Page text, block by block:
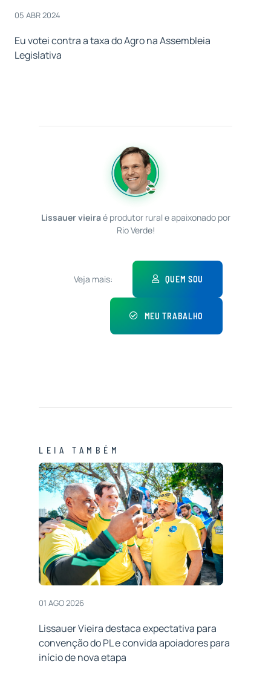
05 ABR 2024
Eu votei contra a taxa do Agro na Assembleia
Legislativa
Lissauer vieiraé produtor rural e apaixonado por
Rio Verde!
Veja mais: QUEM SOU
MEU TRABALHO
LEIA TAMBÉM
01 AGO 2026
Lissauer Vieira destaca expectativa para
convenção do PL e convida apoiadores para
início de nova etapa